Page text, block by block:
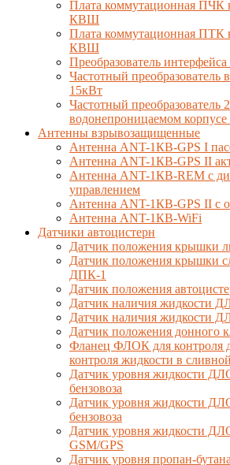
Плата коммутационная ПЧК
КВШ
Плата коммутационная ПТК
КВШ
Преобразователь
Частотный
15кВт
Частотный преобразователь
водонепроницаемом корпусе
Антенны взрывозащищенные
Антенна ANT-1КВ-GPS I
Антенна ANT-1КВ-GPS II
Антенна ANT-1КВ-REM c
управлением
Антенна ANT-1КВ-GPS II с
Антенна ANT-1КВ-WiFi
Датчики автоцистерн
Датчик положения крышки
Датчик положения крышки
ДПК-1
Датчик положения
Датчик наличия жидкости
Датчик наличия жидкости
Датчик положения донного
Фланец ФЛОК для контроля
контроля жидкости в
Датчик уровня жидкости
бензовоза
Датчик уровня жидкости
бензовоза
Датчик уровня жидкости
GSM/GPS
Датчик уровня пропан-